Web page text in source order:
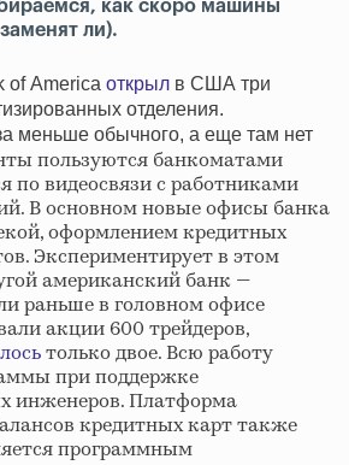
как скоро машины
ли).
of America открыл в США три
отделения.
меньше обычного, а еще там нет
пользуются банкоматами
по видеосвязи с работниками
В основном новые офисы банка
оформлением кредитных
Экспериментирует в этом
американский банк —
раньше в головном офисе
акции 600 трейдеров,
только двое. Всю работу
при поддержке
инженеров. Платформа
кредитных карт также
программным